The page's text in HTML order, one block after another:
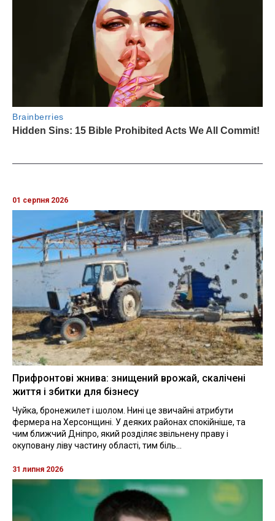
01 серпня 2026
Прифронтові жнива: знищений врожай, скалічені
життя і збитки для бізнесу
Чуйка, бронежилет і шолом. Нині це звичайні атрибути
фермера на Херсонщині. У деяких районах спокійніше, та
чим ближчий Дніпро, який розділяє звільнену праву і
окуповану ліву частину області, тим біль...
31 липня 2026